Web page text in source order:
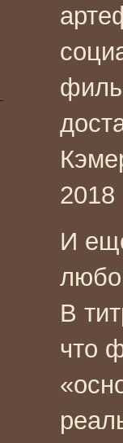
2018
И
В
что